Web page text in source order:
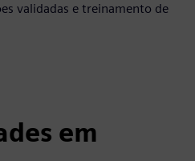
validadas e treinamento de
em